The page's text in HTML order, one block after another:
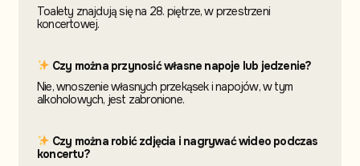
Toalety znajdują się na 28. piętrze, w przestrzeni
koncertowej.
Czy można przynosić własne napoje lub jedzenie?
Nie, wnoszenie własnych przekąsek i napojów, w tym
alkoholowych, jest zabronione.
Czy można robić zdjęcia i nagrywać wideo podczas
koncertu?